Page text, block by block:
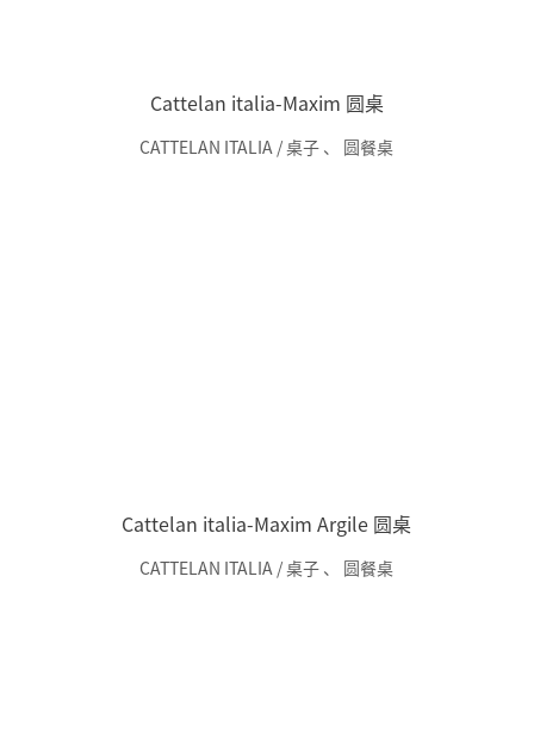
Cattelan italia-Maxim 圆桌
CATTELAN ITALIA / 桌子 、 圆餐桌
Cattelan italia-Maxim Argile 圆桌
CATTELAN ITALIA / 桌子 、 圆餐桌